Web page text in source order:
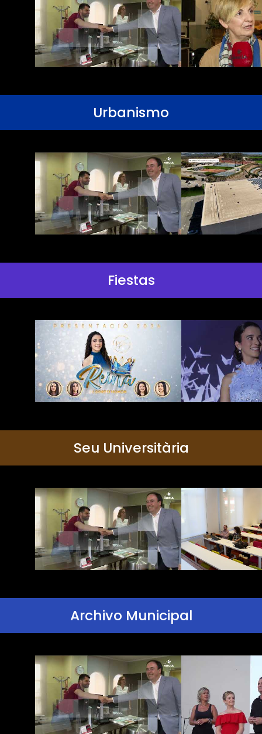
Urbanismo
Fiestas
Seu Universitària
Archivo Municipal